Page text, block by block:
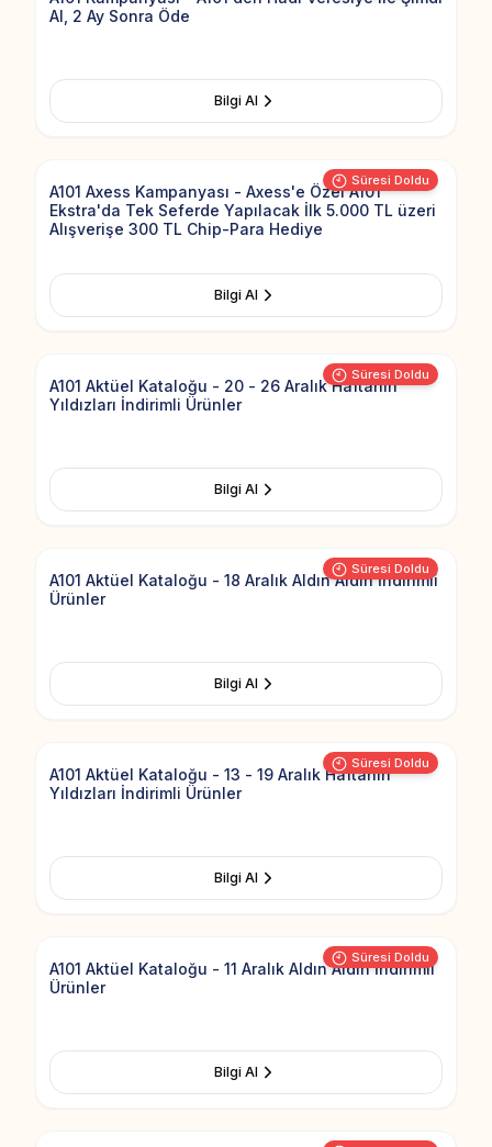
Al, 2 Ay Sonra Öde
Bilgi Al
Süresi Doldu
Add to
A101 Axess Kampanyası - Axess'e Özel A101
Ekstra'da Tek Seferde Yapılacak İlk 5.000 TL üzeri
Alışverişe 300 TL Chip-Para Hediye
Bilgi Al
Süresi Doldu
Add to
A101 Aktüel Kataloğu - 20 - 26 Aralık Haftanın
Yıldızları İndirimli Ürünler
Bilgi Al
Süresi Doldu
Add to
A101 Aktüel Kataloğu - 18 Aralık Aldın Aldın İndirimli
Ürünler
Bilgi Al
Süresi Doldu
Add to
A101 Aktüel Kataloğu - 13 - 19 Aralık Haftanın
Yıldızları İndirimli Ürünler
Bilgi Al
Süresi Doldu
Add to
A101 Aktüel Kataloğu - 11 Aralık Aldın Aldın İndirimli
Ürünler
Bilgi Al
Add to